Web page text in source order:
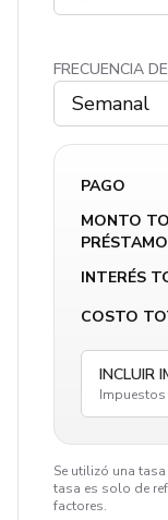
FRECUENCIA
Semanal
PAGO
MONTO
PRÉSTAMO
INTERÉS
COSTO
INCLUIR
Se utilizó una
tasa es solo de
factores.